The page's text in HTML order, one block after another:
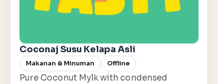
Coconaj Susu Kelapa Asli
Makanan & Minuman Offline
Pure Coconut Mylk with condensed